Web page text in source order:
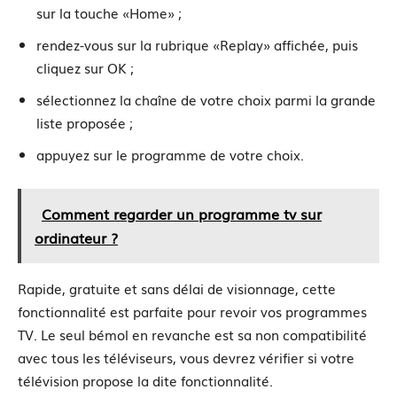
sur la touche «Home» ;
rendez-vous sur la rubrique «Replay» affichée, puis
cliquez sur OK ;
sélectionnez la chaîne de votre choix parmi la grande
liste proposée ;
appuyez sur le programme de votre choix.
Comment regarder un programme tv sur
ordinateur ?
Rapide, gratuite et sans délai de visionnage, cette
fonctionnalité est parfaite pour revoir vos programmes
TV. Le seul bémol en revanche est sa non compatibilité
avec tous les téléviseurs, vous devrez vérifier si votre
télévision propose la dite fonctionnalité.